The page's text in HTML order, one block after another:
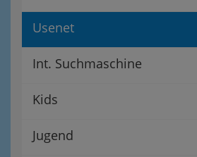
Usenet
Int. Suchmaschine
Kids
Jugend